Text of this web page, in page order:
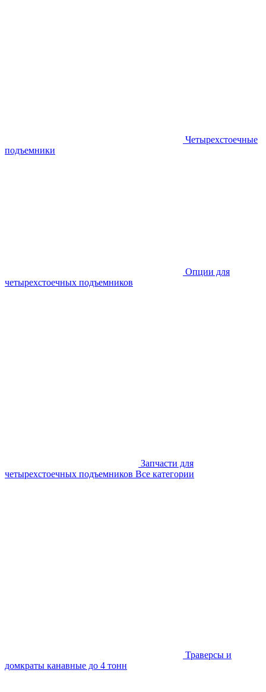
Четырехстоечные
подъемники
Опции для
четырехстоечных подъемников
Запчасти для
четырехстоечных подъемников Все категории
Траверсы и
домкраты канавные до 4 тонн